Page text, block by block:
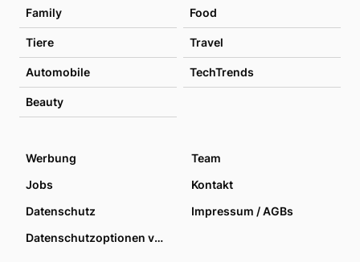
Family Food
Tiere Travel
Automobile TechTrends
Beauty
Werbung
Team
Jobs
Kontakt
Datenschutz
Impressum / AGBs
Datenschutzoptionen verwalten